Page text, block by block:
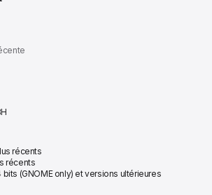
récents
récents
bits (GNOME only) et versions ultérieures